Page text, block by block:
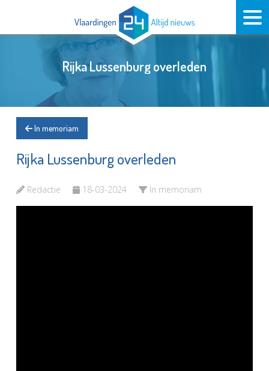
Rijka Lussenburg overleden
In memoriam
Rijka Lussenburg overleden
Redactie 18-03-2024 In memoriam